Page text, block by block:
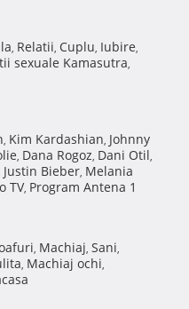
, Relatii, Cuplu, Iubire,
sexuale Kamasutra,
, Kim Kardashian, Johnny
, Dana Rogoz, Dani Otil,
Justin Bieber, Melania
TV, Program Antena 1
, Machiaj, Sani,
, Machiaj ochi,